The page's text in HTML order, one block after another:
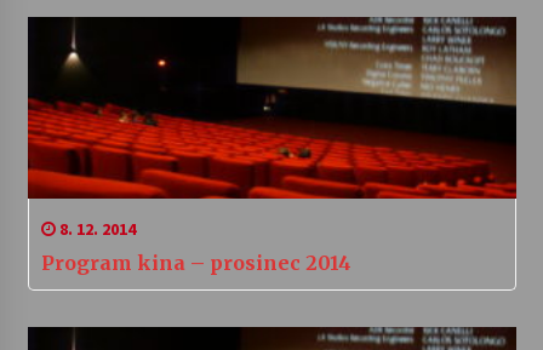
8. 12. 2014
Program kina – prosinec 2014